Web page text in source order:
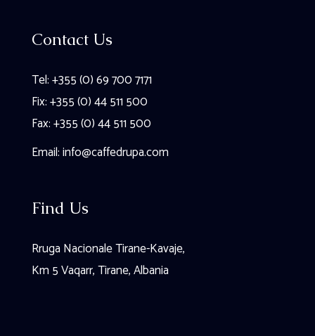
Contact Us
Tel: +355 (0) 69 700 7171
Fix: +355 (0) 44 511 500
Fax: +355 (0) 44 511 500
Email:info@caffedrupa.com
Find Us
Rruga Nacionale Tirane-Kavaje,
Km 5 Vaqarr, Tirane, Albania